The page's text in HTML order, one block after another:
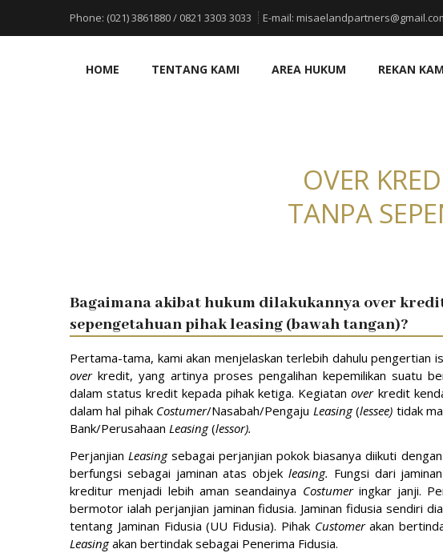
Phone: (021) 3861880 / 0821 3303 3033 E-mail:
HOME TENTANG KAMI AREA HUKUM REKAN
OVER
TANPA
Bagaimana akibat hukum dilakukannya over
sepengetahuan pihak leasing (bawah tangan)?
Pertama-tama, kami akan menjelaskan terlebih dahulu pengertian
over kredit, yang artinya proses pengalihan kepemilikan suatu
dalam status kredit kepada pihak ketiga. Kegiatanover kredit
dalam hal pihak Costumer/Nasabah/Pengaju Leasing(lessee) tidak
Bank/Perusahaan Leasing(lessor).
Perjanjian Leasingsebagai perjanjian pokok biasanya diikuti
berfungsi sebagai jaminan atas objek leasing. Fungsi dari
kreditur menjadi lebih aman seandainya Costumer ingkar janji.
bermotor ialah perjanjian jaminan fidusia. Jaminan fidusia sendiri
tentang Jaminan Fidusia (UU Fidusia). Pihak Customerakan
Leasingakan bertindak sebagai Penerima Fidusia.